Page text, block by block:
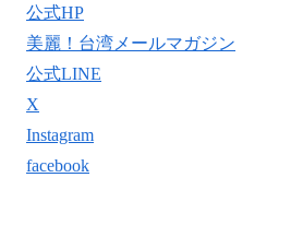
公式HP
美麗！台湾メールマガジン
公式LINE
X
Instagram
facebook